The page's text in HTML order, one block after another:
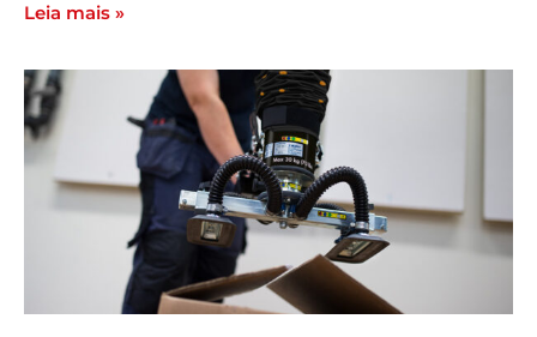
Leia mais »